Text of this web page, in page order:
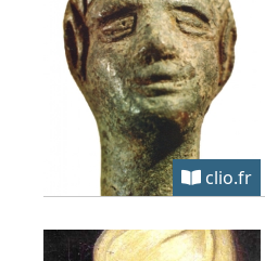
clio.fr